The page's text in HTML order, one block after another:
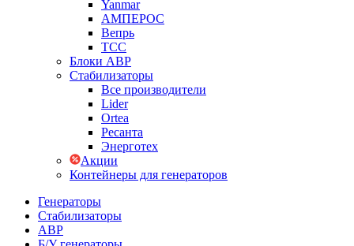
Yanmar
АМПЕРОС
Вепрь
ТСС
Блоки АВР
Стабилизаторы
Все производители
Lider
Ortea
Ресанта
Энерготех
Акции
Контейнеры для генераторов
Генераторы
Стабилизаторы
АВР